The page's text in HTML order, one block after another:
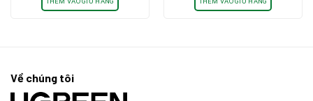
420.000₫.
Về chúng tôi